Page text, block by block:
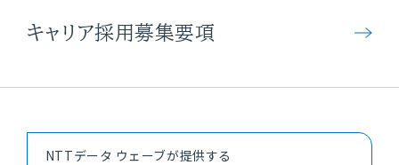
キャリア採用募集要項
NTTデータ ウェーブが提供する